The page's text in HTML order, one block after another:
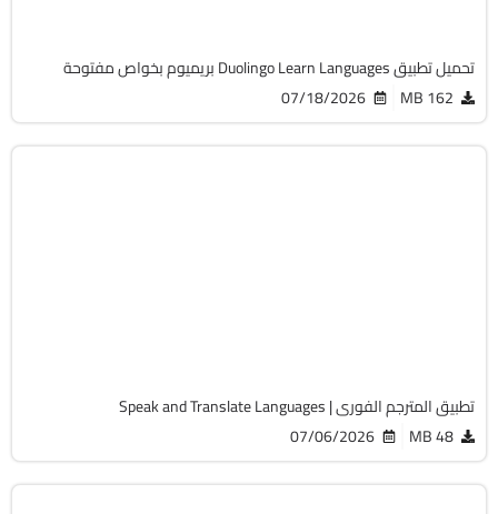
تحميل تطبيق Duolingo Learn Languages بريميوم بخواص مفتوحة
162 MB
07/18/2026
تطبيق المترجم الفورى | Speak and Translate Languages
48 MB
07/06/2026